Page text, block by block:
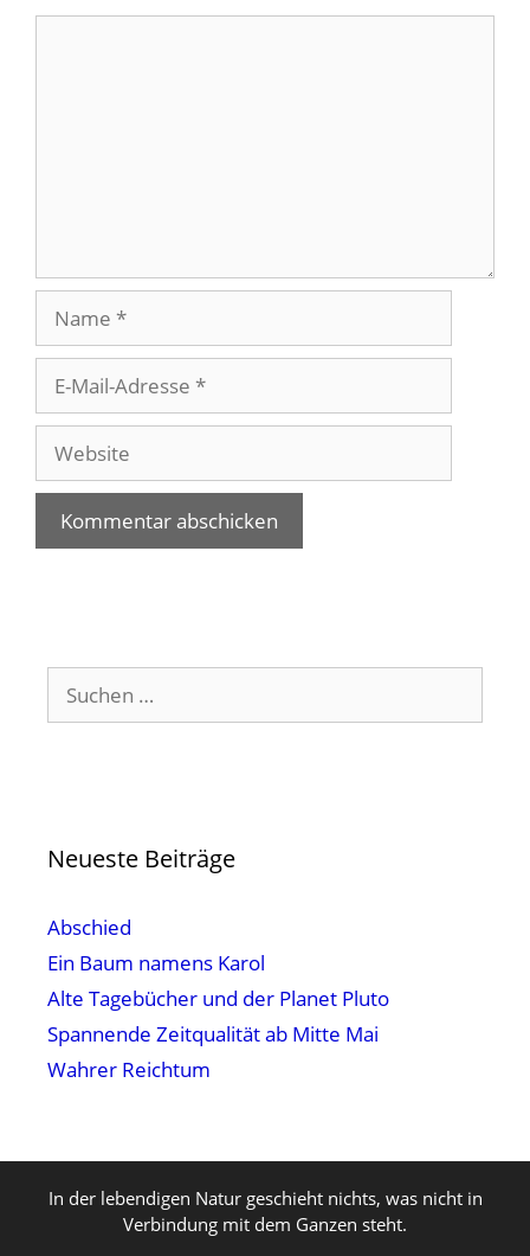
Mail-
Adresse
Website
Suchen
nach:
Neueste Beiträge
Abschied
Ein Baum namens Karol
Alte Tagebücher und der Planet Pluto
Spannende Zeitqualität ab Mitte Mai
Wahrer Reichtum
In der lebendigen Natur geschieht nichts, was nicht in
Verbindung mit dem Ganzen steht.